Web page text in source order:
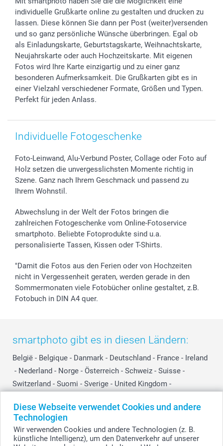
Diese Webseite verwendet Cookies und andere
Technologien
Wir verwenden Cookies und andere Technologien (z. B.
künstliche Intelligenz), um den Datenverkehr auf unserer
Investor Relations
B2B smartbusiness
Widerrufsrecht
Geburtstag
Geburt
Zu allen Anlässen
Zahlungsmöglichkeiten
Sitemap
Status der Bestellung
smartfriends
smartgarantie
smartbonus
individuelle Grußkarte online zu gestalten und drucken zu
lassen. Diese können Sie dann per Post (weiter)versenden
und so ganz persönliche Wünsche überbringen. Egal ob
als Einladungskarte, Geburtstagskarte, Weihnachtskarte,
Neujahrskarte oder auch Hochzeitskarte. Mit eigenen
Fotos wird Ihre Karte einzigartig und zu einer ganz
besonderen Aufmerksamkeit. Die Grußkarten gibt es in
einer Vielzahl verschiedener Formate, Größen und Typen.
Perfekt für jeden Anlass.
Individuelle Fotogeschenke
Foto-Leinwand, Alu-Verbund Poster, Collage oder Foto auf
Holz setzen die unvergesslichsten Momente richtig in
Szene. Ganz nach Ihrem Geschmack und passend zu
Ihrem Wohnstil.
Abwechslung in der Welt der Fotos bringen die
zahlreichen Fotogeschenke vom Online-Fotoservice
smartphoto. Beliebte Fotoprodukte sind u.a.
personalisierte Tassen, Kissen oder T-Shirts.
"Damit die Fotos aus den Ferien oder von Hochzeiten
nicht in Vergessenheit geraten, werden gerade in den
Sommermonaten viele Fotobücher online gestaltet, z.B.
Fotobuch in DIN A4 quer.
smartphoto gibt es in diesen Ländern:
België - Belgique - Danmark - Deutschland - France - Ireland
- Nederland - Norge - Österreich - Schweiz - Suisse -
Switzerland - Suomi - Sverige - United Kingdom -
Other Countries
Alle Preise verstehen sich in EURO (€) inkl. MwSt. und zzgl. Versandkosten.